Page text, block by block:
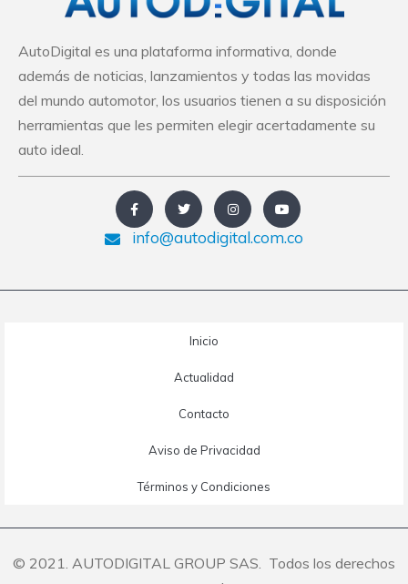
AutoDigital es una plataforma informativa, donde
además de noticias, lanzamientos y todas las movidas
del mundo automotor, los usuarios tienen a su disposición
herramientas que les permiten elegir acertadamente su
auto ideal.
info@autodigital.com.co
Inicio
Actualidad
Contacto
Aviso de Privacidad
Términos y Condiciones
© 2021. AUTODIGITAL GROUP SAS. Todos los derechos